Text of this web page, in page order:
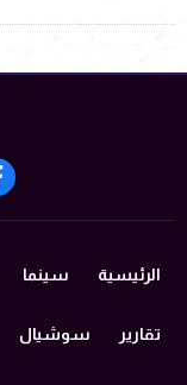
الرئيسية سينما
تقارير سوشيال